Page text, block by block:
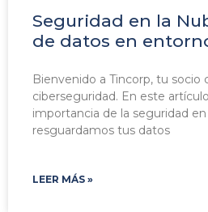
Seguridad en la
de datos en
Bienvenido a Tincorp, tu socio
ciberseguridad. En este
importancia de la seguridad
resguardamos tus datos
LEER MÁS »